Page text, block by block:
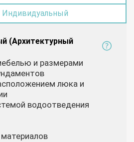
Индивидуальный
(Архитектурный
и размерами
люка и
водоотведения